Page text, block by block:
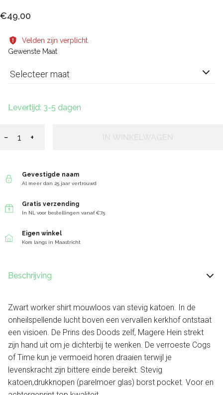
€49,00
Velden zijn verplicht.
Gewenste Maat
Selecteer maat
Levertijd: 3-5 dagen
− +
Gevestigde naam
Al meer dan 25 jaar vertrouwd
Gratis verzending
In NL voor bestellingen vanaf €75
Eigen winkel
Kom langs in Maastricht
Beschrijving
Zwart worker shirt mouwloos van stevig katoen. In de
onheilspellende lucht boven een vervallen kerkhof ontstaat
een visioen. De Prins des Doods zelf, Magere Hein strekt
zijn hand uit om je dichterbij te wenken. De verroeste Cogs
of Time kun je vermoeid horen draaien terwijl je
levenskracht zijn bittere einde bereikt. Stevig
katoen,drukknopen (parelmoer glas) borst pocket. Voor en